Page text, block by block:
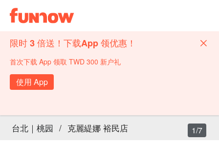
限时 3 倍送！下载App 领优惠！
首次下载 App 领取 TWD 300 新户礼
使用 App
台北｜桃园 / 克麗緹娜 裕民店 1/7